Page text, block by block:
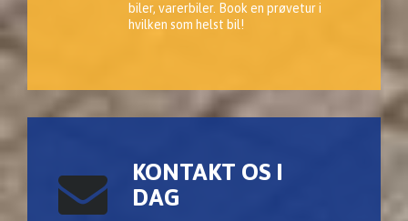
biler, varerbiler. Book en prøvetur i
hvilken som helst bil!
KONTAKT OS I
DAG